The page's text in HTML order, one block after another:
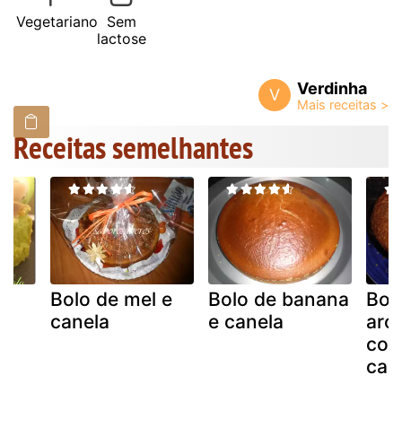
Vegetariano Sem
lactose
V Verdinha
Receitas semelhantes
Bolo de mel e
canela
Bolo de banana
e canela